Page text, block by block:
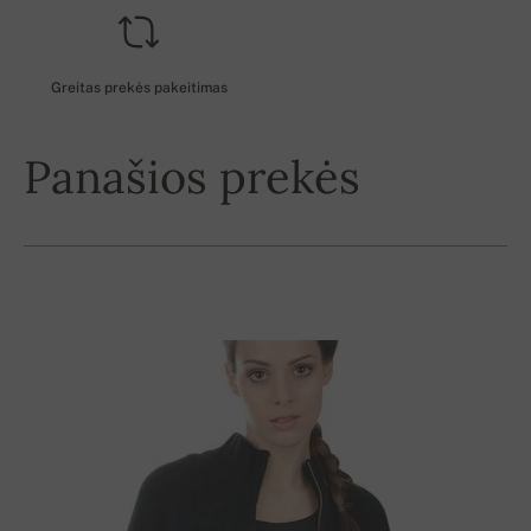
Greitas prekės pakeitimas
Panašios prekės